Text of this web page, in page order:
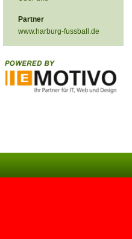
Partner
www.harburg-fussball.de